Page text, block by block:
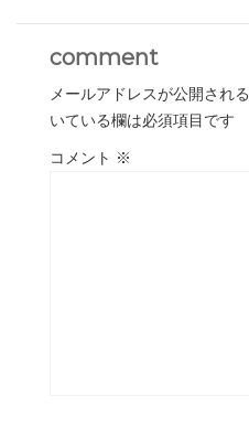
comment
メールアドレスが公開され
いている欄は必須項目です
コメント ※